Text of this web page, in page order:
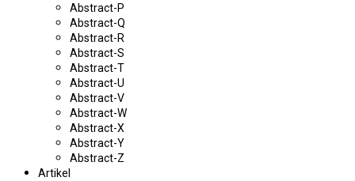
Abstract-P
Abstract-Q
Abstract-R
Abstract-S
Abstract-T
Abstract-U
Abstract-V
Abstract-W
Abstract-X
Abstract-Y
Abstract-Z
Artikel